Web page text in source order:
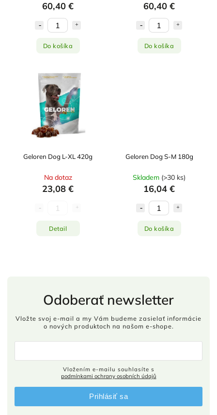
60,40 €
Do košíka
60,40 €
Do košíka
Geloren Dog L-XL 420g
Na dotaz
23,08 €
Detail
Geloren Dog S-M 180g
Skladem (>30 ks)
16,04 €
Do košíka
Odoberať newsletter
Vložte svoj e-mail a my Vám budeme zasielať informácie
o nových produktoch na našom e-shope.
podmínkami ochrany osobních údajů
Prihlásiť sa